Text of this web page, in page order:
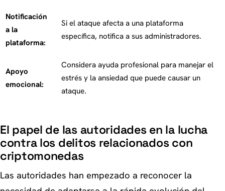
Notificación
a la
plataforma:
Si el ataque afecta a una plataforma
específica, notifica a sus administradores.
Apoyo
emocional:
Considera ayuda profesional para manejar el
estrés y la ansiedad que puede causar un
ataque.
El papel de las autoridades en la lucha
contra los delitos relacionados con
criptomonedas
Las autoridades han empezado a reconocer la